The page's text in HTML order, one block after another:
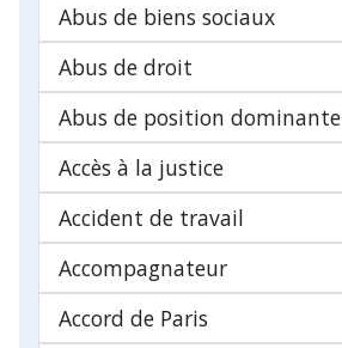
Abus de biens sociaux
Abus de droit
Abus de position dominante
Accès à la justice
Accident de travail
Accompagnateur
Accord de Paris